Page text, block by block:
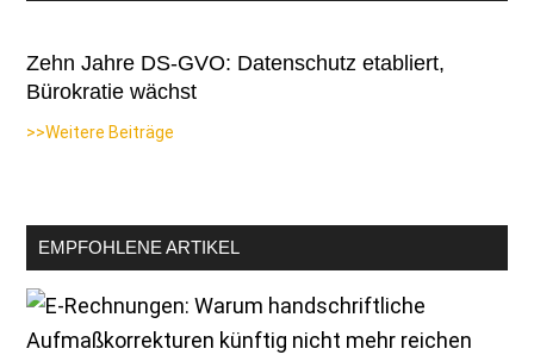
Zehn Jahre DS-GVO: Datenschutz etabliert,
Bürokratie wächst
>>Weitere Beiträge
EMPFOHLENE ARTIKEL